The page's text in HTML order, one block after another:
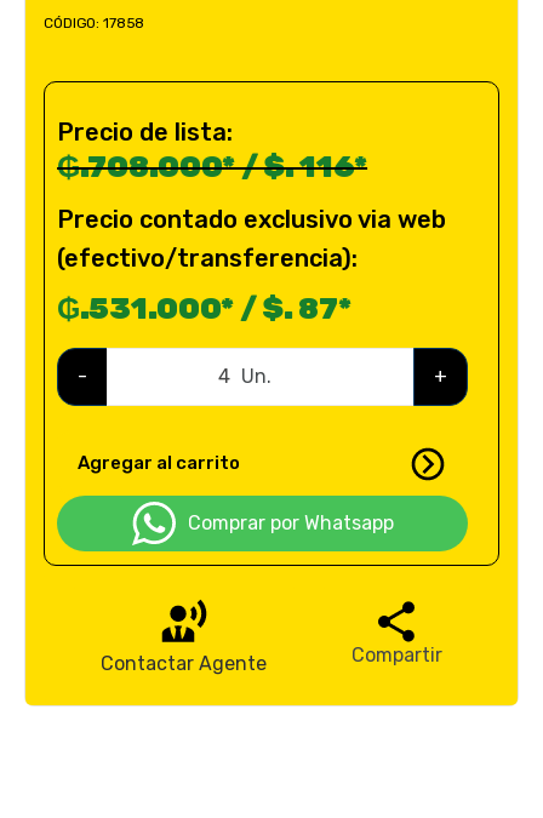
CÓDIGO: 17858
Precio de lista:
₲.708.000* / $. 116*
Precio contado exclusivo via web
(efectivo/transferencia):
₲.531.000* / $. 87*
- Un. +
Agregar al carrito
Comprar por Whatsapp
Contactar Agente Compartir